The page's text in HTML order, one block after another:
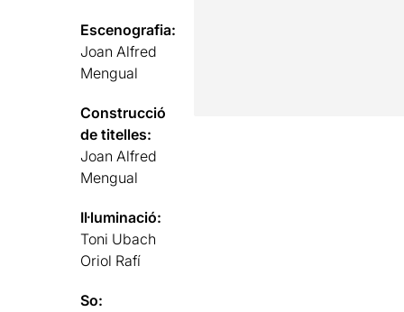
Escenografia:
Joan Alfred
Mengual
Construcció
de titelles:
Joan Alfred
Mengual
Il·luminació:
Toni Ubach
Oriol Rafí
So: